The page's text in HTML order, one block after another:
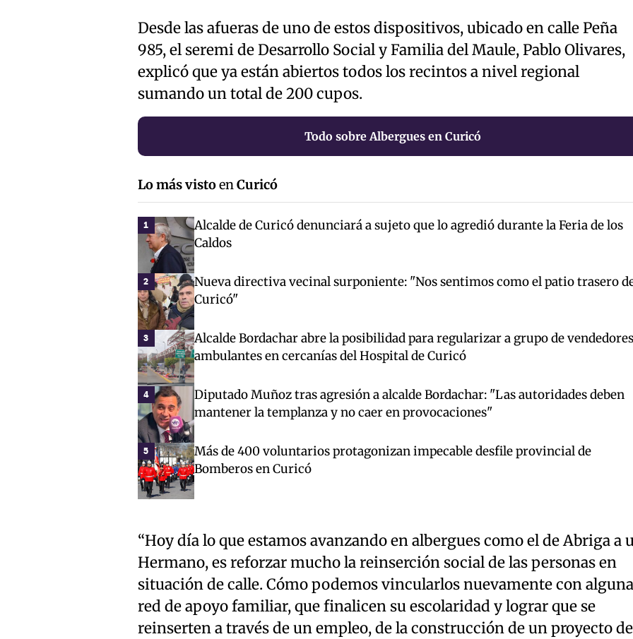
Desde las afueras de uno de estos dispositivos, ubicado en calle Peña
985, el seremi de Desarrollo Social y Familia del Maule, Pablo Olivares,
explicó que ya están abiertos todos los recintos a nivel regional
sumando un total de 200 cupos.
Todo sobre Albergues en Curicó
Lo más vistoenCuricó
1
Alcalde de Curicó denunciará a sujeto que lo agredió durante la Feria de los
Caldos
2
Nueva directiva vecinal surponiente: "Nos sentimos como el patio trasero
Curicó"
3
Alcalde Bordachar abre la posibilidad para regularizar a grupo de vendedores
ambulantes en cercanías del Hospital de Curicó
4
Diputado Muñoz tras agresión a alcalde Bordachar: "Las autoridades deben
mantener la templanza y no caer en provocaciones"
5
Más de 400 voluntarios protagonizan impecable desfile provincial de
Bomberos en Curicó
“Hoy día lo que estamos avanzando en albergues como el de Abriga a
Hermano, es reforzar mucho la reinserción social de las personas en
situación de calle. Cómo podemos vincularlos nuevamente con alguna
red de apoyo familiar, que finalicen su escolaridad y lograr que se
reinserten a través de un empleo, de la construcción de un proyecto de